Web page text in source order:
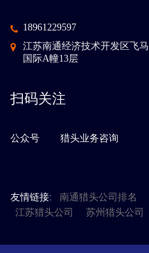
18961229597
江苏南通经济技术开发区飞马
国际A幢13层
扫码关注
公众号 猎头业务咨询
友情链接: 南通猎头公司排名
江苏猎头公司
苏州猎头公司